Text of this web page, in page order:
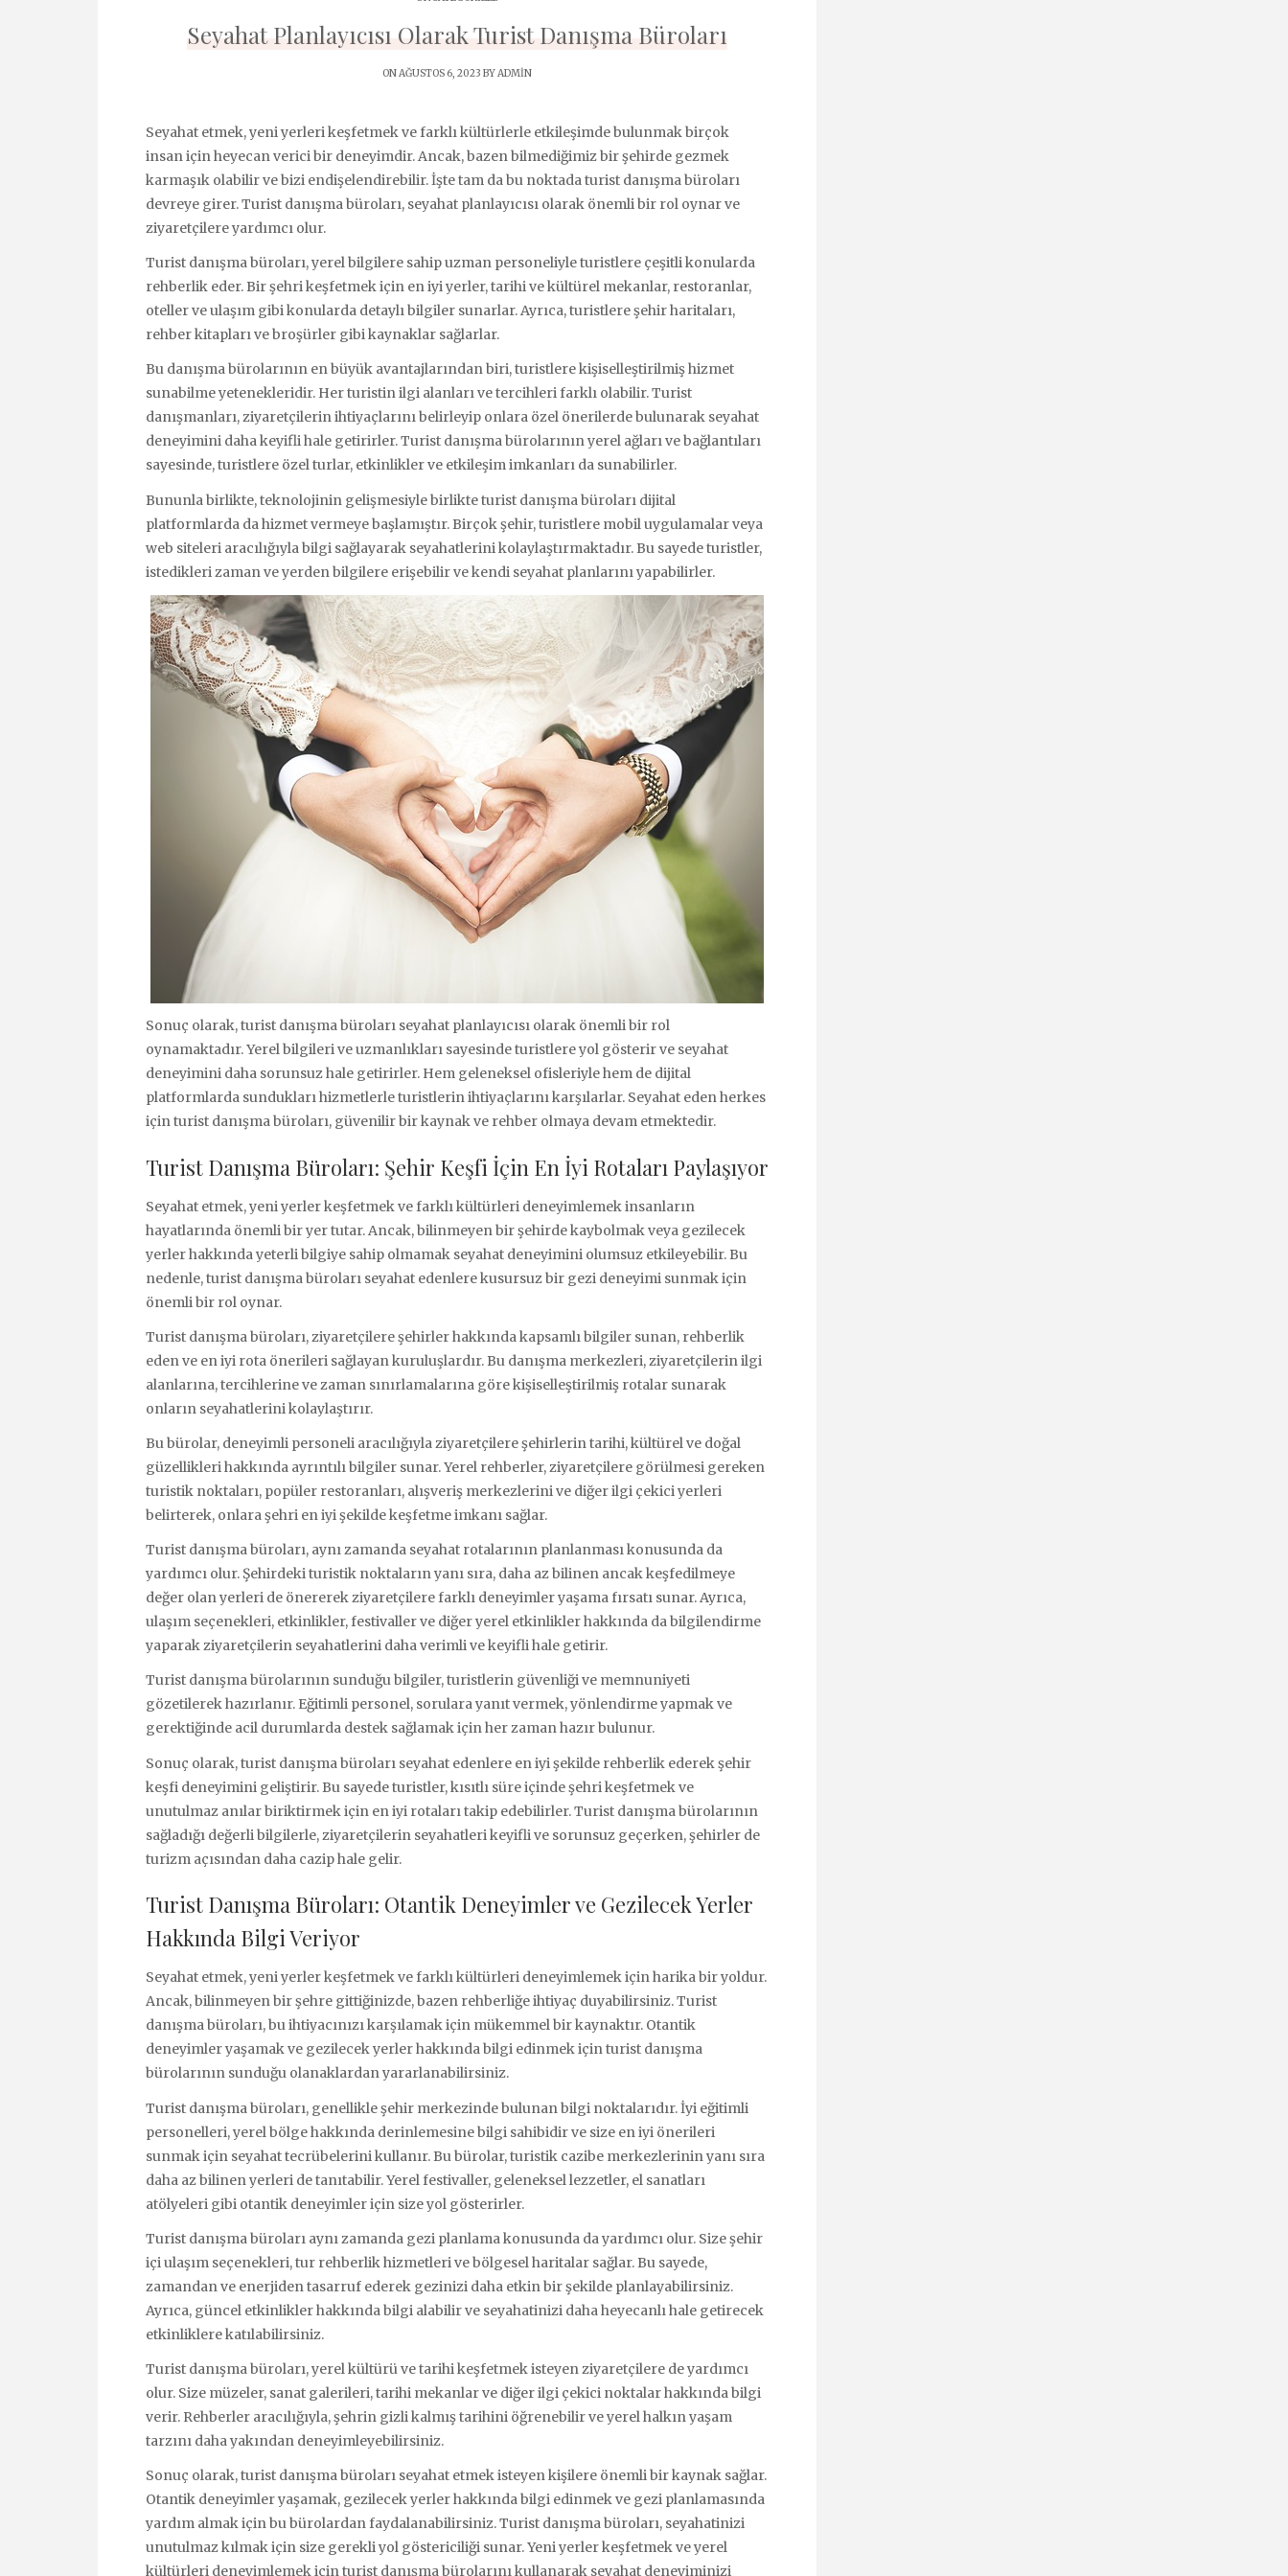
Seyahat Planlayıcısı Olarak Turist Danışma Büroları
ON AĞUSTOS 6, 2023 BYADMIN
Seyahat etmek, yeni yerleri keşfetmek ve farklı kültürlerle etkileşimde bulunmak birçok
insan için heyecan verici bir deneyimdir. Ancak, bazen bilmediğimiz bir şehirde gezmek
karmaşık olabilir ve bizi endişelendirebilir. İşte tam da bu noktada turist danışma büroları
devreye girer. Turist danışma büroları, seyahat planlayıcısı olarak önemli bir rol oynar ve
ziyaretçilere yardımcı olur.
Turist danışma büroları, yerel bilgilere sahip uzman personeliyle turistlere çeşitli konularda
rehberlik eder. Bir şehri keşfetmek için en iyi yerler, tarihi ve kültürel mekanlar, restoranlar,
oteller ve ulaşım gibi konularda detaylı bilgiler sunarlar. Ayrıca, turistlere şehir haritaları,
rehber kitapları ve broşürler gibi kaynaklar sağlarlar.
Bu danışma bürolarının en büyük avantajlarından biri, turistlere kişiselleştirilmiş hizmet
sunabilme yetenekleridir. Her turistin ilgi alanları ve tercihleri farklı olabilir. Turist
danışmanları, ziyaretçilerin ihtiyaçlarını belirleyip onlara özel önerilerde bulunarak seyahat
deneyimini daha keyifli hale getirirler. Turist danışma bürolarının yerel ağları ve bağlantıları
sayesinde, turistlere özel turlar, etkinlikler ve etkileşim imkanları da sunabilirler.
Bununla birlikte, teknolojinin gelişmesiyle birlikte turist danışma büroları dijital
platformlarda da hizmet vermeye başlamıştır. Birçok şehir, turistlere mobil uygulamalar veya
web siteleri aracılığıyla bilgi sağlayarak seyahatlerini kolaylaştırmaktadır. Bu sayede turistler,
istedikleri zaman ve yerden bilgilere erişebilir ve kendi seyahat planlarını yapabilirler.
Sonuç olarak, turist danışma büroları seyahat planlayıcısı olarak önemli bir rol
oynamaktadır. Yerel bilgileri ve uzmanlıkları sayesinde turistlere yol gösterir ve seyahat
deneyimini daha sorunsuz hale getirirler. Hem geleneksel ofisleriyle hem de dijital
platformlarda sundukları hizmetlerle turistlerin ihtiyaçlarını karşılarlar. Seyahat eden herkes
için turist danışma büroları, güvenilir bir kaynak ve rehber olmaya devam etmektedir.
Turist Danışma Büroları: Şehir Keşfi İçin En İyi Rotaları Paylaşıyor
Seyahat etmek, yeni yerler keşfetmek ve farklı kültürleri deneyimlemek insanların
hayatlarında önemli bir yer tutar. Ancak, bilinmeyen bir şehirde kaybolmak veya gezilecek
yerler hakkında yeterli bilgiye sahip olmamak seyahat deneyimini olumsuz etkileyebilir. Bu
nedenle, turist danışma büroları seyahat edenlere kusursuz bir gezi deneyimi sunmak için
önemli bir rol oynar.
Turist danışma büroları, ziyaretçilere şehirler hakkında kapsamlı bilgiler sunan, rehberlik
eden ve en iyi rota önerileri sağlayan kuruluşlardır. Bu danışma merkezleri, ziyaretçilerin ilgi
alanlarına, tercihlerine ve zaman sınırlamalarına göre kişiselleştirilmiş rotalar sunarak
onların seyahatlerini kolaylaştırır.
Bu bürolar, deneyimli personeli aracılığıyla ziyaretçilere şehirlerin tarihi, kültürel ve doğal
güzellikleri hakkında ayrıntılı bilgiler sunar. Yerel rehberler, ziyaretçilere görülmesi gereken
turistik noktaları, popüler restoranları, alışveriş merkezlerini ve diğer ilgi çekici yerleri
belirterek, onlara şehri en iyi şekilde keşfetme imkanı sağlar.
Turist danışma büroları, aynı zamanda seyahat rotalarının planlanması konusunda da
yardımcı olur. Şehirdeki turistik noktaların yanı sıra, daha az bilinen ancak keşfedilmeye
değer olan yerleri de önererek ziyaretçilere farklı deneyimler yaşama fırsatı sunar. Ayrıca,
ulaşım seçenekleri, etkinlikler, festivaller ve diğer yerel etkinlikler hakkında da bilgilendirme
yaparak ziyaretçilerin seyahatlerini daha verimli ve keyifli hale getirir.
Turist danışma bürolarının sunduğu bilgiler, turistlerin güvenliği ve memnuniyeti
gözetilerek hazırlanır. Eğitimli personel, sorulara yanıt vermek, yönlendirme yapmak ve
gerektiğinde acil durumlarda destek sağlamak için her zaman hazır bulunur.
Sonuç olarak, turist danışma büroları seyahat edenlere en iyi şekilde rehberlik ederek şehir
keşfi deneyimini geliştirir. Bu sayede turistler, kısıtlı süre içinde şehri keşfetmek ve
unutulmaz anılar biriktirmek için en iyi rotaları takip edebilirler. Turist danışma bürolarının
sağladığı değerli bilgilerle, ziyaretçilerin seyahatleri keyifli ve sorunsuz geçerken, şehirler de
turizm açısından daha cazip hale gelir.
Turist Danışma Büroları: Otantik Deneyimler ve Gezilecek Yerler
Hakkında Bilgi Veriyor
Seyahat etmek, yeni yerler keşfetmek ve farklı kültürleri deneyimlemek için harika bir yoldur.
Ancak, bilinmeyen bir şehre gittiğinizde, bazen rehberliğe ihtiyaç duyabilirsiniz. Turist
danışma büroları, bu ihtiyacınızı karşılamak için mükemmel bir kaynaktır. Otantik
deneyimler yaşamak ve gezilecek yerler hakkında bilgi edinmek için turist danışma
bürolarının sunduğu olanaklardan yararlanabilirsiniz.
Turist danışma büroları, genellikle şehir merkezinde bulunan bilgi noktalarıdır. İyi eğitimli
personelleri, yerel bölge hakkında derinlemesine bilgi sahibidir ve size en iyi önerileri
sunmak için seyahat tecrübelerini kullanır. Bu bürolar, turistik cazibe merkezlerinin yanı sıra
daha az bilinen yerleri de tanıtabilir. Yerel festivaller, geleneksel lezzetler, el sanatları
atölyeleri gibi otantik deneyimler için size yol gösterirler.
Turist danışma büroları aynı zamanda gezi planlama konusunda da yardımcı olur. Size şehir
içi ulaşım seçenekleri, tur rehberlik hizmetleri ve bölgesel haritalar sağlar. Bu sayede,
zamandan ve enerjiden tasarruf ederek gezinizi daha etkin bir şekilde planlayabilirsiniz.
Ayrıca, güncel etkinlikler hakkında bilgi alabilir ve seyahatinizi daha heyecanlı hale getirecek
etkinliklere katılabilirsiniz.
Turist danışma büroları, yerel kültürü ve tarihi keşfetmek isteyen ziyaretçilere de yardımcı
olur. Size müzeler, sanat galerileri, tarihi mekanlar ve diğer ilgi çekici noktalar hakkında bilgi
verir. Rehberler aracılığıyla, şehrin gizli kalmış tarihini öğrenebilir ve yerel halkın yaşam
tarzını daha yakından deneyimleyebilirsiniz.
Sonuç olarak, turist danışma büroları seyahat etmek isteyen kişilere önemli bir kaynak sağlar.
Otantik deneyimler yaşamak, gezilecek yerler hakkında bilgi edinmek ve gezi planlamasında
yardım almak için bu bürolardan faydalanabilirsiniz. Turist danışma büroları, seyahatinizi
unutulmaz kılmak için size gerekli yol göstericiliği sunar. Yeni yerler keşfetmek ve yerel
kültürleri deneyimlemek için turist danışma bürolarını kullanarak seyahat deneyiminizi